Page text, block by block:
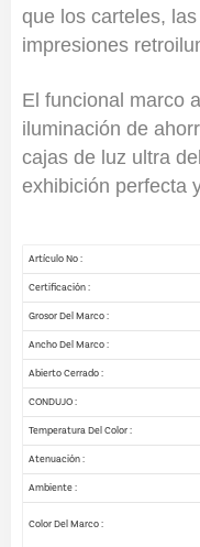
que los carteles,
impresiones
El funcional marco
iluminación de
cajas de luz ultra
exhibición perfecta
Artículo No :
Certificación :
Grosor Del Marco :
Ancho Del Marco :
Abierto Cerrado :
CONDUJO :
Temperatura Del Color :
Atenuación :
Ambiente :
Color Del Marco :